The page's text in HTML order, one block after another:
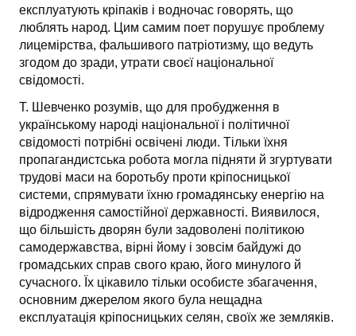
експлуатують кріпаків і водночас говорять, що
люблять народ. Цим самим поет порушує проблему
лицемірства, фальшивого патріотизму, що ведуть
згодом до зради, утрати своєї національної
свідомості.
Т. Шевченко розумів, що для пробудження в
українському народі національної і політичної
свідомості потрібні освічені люди. Тільки їхня
пропагандистська робота могла підняти й згуртувати
трудові маси на боротьбу проти кріпосницької
системи, спрямувати їхню громадянську енергію на
відродження самостійної державності. Виявилося,
що більшість дворян були за­доволені політикою
самодержавства, вірні йому і зовсім байдужі до
громадських справ свого краю, його минулого й
сучасного. Їх ці­кавило тільки особисте збагачення,
основним джерелом якого була нещадна
експлуатація кріпосницьких селян, своїх же земляків.